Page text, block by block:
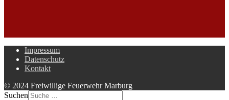
Impressum
Datenschutz
Kontakt
© 2024 Freiwillige Feuerwehr Marburg
Suchen